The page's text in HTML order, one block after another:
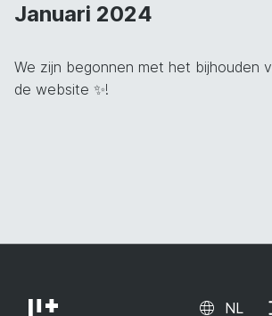
Januari 2024
We zijn begonnen met het bijhouden
de website ✨!
NL